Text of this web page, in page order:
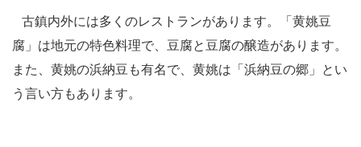
古鎮内外には多くのレストランがあります。「黄姚豆
腐」は地元の特色料理で、豆腐と豆腐の醸造があります。
また、黄姚の浜納豆も有名で、黄姚は「浜納豆の郷」とい
う言い方もあります。